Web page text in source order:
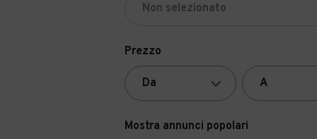
Prezzo
Mostra annunci popolari